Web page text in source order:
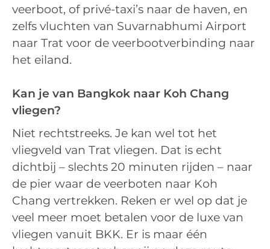
veerboot, of privé-taxi’s naar de haven, en
zelfs vluchten van Suvarnabhumi Airport
naar Trat voor de veerbootverbinding naar
het eiland.
Kan je van Bangkok naar Koh Chang
vliegen?
Niet rechtstreeks. Je kan wel tot het
vliegveld van Trat vliegen. Dat is echt
dichtbij – slechts 20 minuten rijden – naar
de pier waar de veerboten naar Koh
Chang vertrekken. Reken er wel op dat je
veel meer moet betalen voor de luxe van
vliegen vanuit BKK. Er is maar één